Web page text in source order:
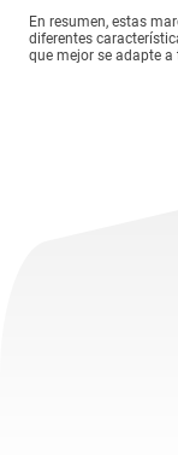
En resumen, estas
diferentes
que mejor se adapte a